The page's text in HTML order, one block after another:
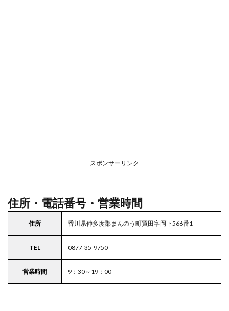
スポンサーリンク
住所・電話番号・営業時間
住所 香川県仲多度郡まんのう町買田字岡下566番1
TEL 0877-35-9750
営業時間 9：30～19：00